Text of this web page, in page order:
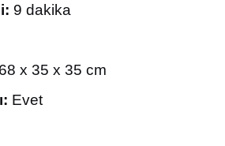
9 dakika
68 x 35 x 35 cm
Evet